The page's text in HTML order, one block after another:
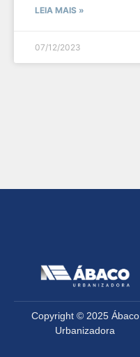
LEIA MAIS »
07/12/2023
Copyright © 2025 Ábaco
Urbanizadora